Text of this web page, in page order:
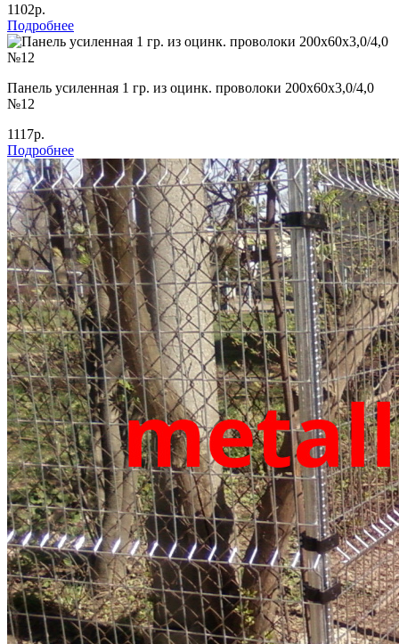
1102р.
Подробнее
Панель усиленная 1 гр. из оцинк. проволоки 200х60х3,0/4,0
№12
1117р.
Подробнее